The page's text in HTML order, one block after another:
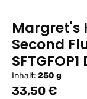
Margret's
Second
Inhalt: 250 g
Regulärer Preis:
33,50 €